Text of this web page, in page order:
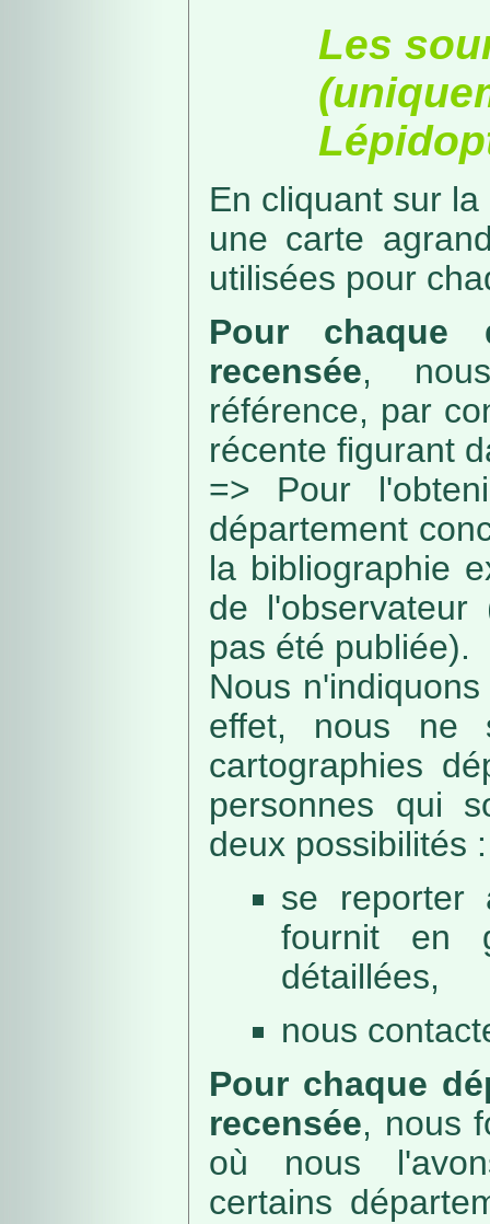
Les
En cliquant sur
une carte
utilisées pour
Pour chaque
recensée,
référence, par
récente figurant
=> Pour
département
la bibliographie
de
pas été publiée).
Nous
effet, nous ne
cartographies
personnes qui
deux possibilités :
se reporter
fournit en
détaillées,
nous
Pour chaque
recensée, nous
où nous
certains